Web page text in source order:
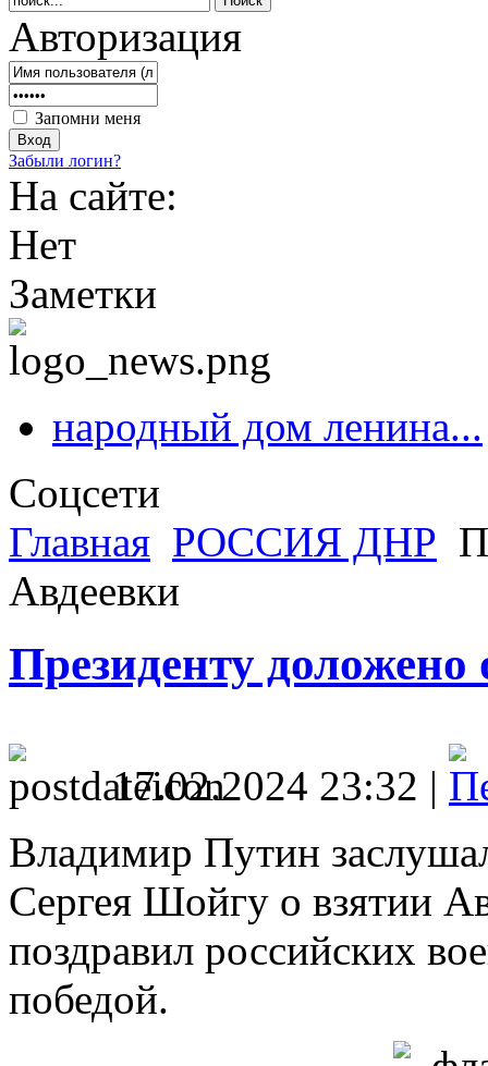
Авторизация
Запомни меня
Забыли логин?
На сайте:
Нет
Заметки
народный дом ленина...
Соцсети
Главная РОССИЯ ДНР
Авдеевки
Президенту доложено
17.02.2024 23:32 |
Владимир Путин
Сергея Шойгу о взятии
поздравил российских
победой.